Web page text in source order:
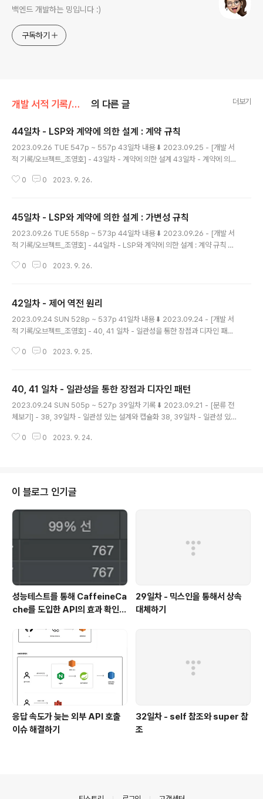
백엔드 개발하는 밍입니다 :)
구독하기
개발 서적 기록/오브젝트_조영호 의 다른 글 더보기
44일차 - LSP와 계약에 의한 설계 : 계약 규칙
2023.09.26 TUE 547p ~ 557p 43일차 내용 ⬇️ 2023.09.25 - [개발 서
적 기록/오브젝트_조영호] - 43일차 - 계약에 의한 설계 43일차 - 계약에 의한
[분류 전체보기] - 42일차 - 제어 역전 원리 42일차 - 제어 역전 원리 2023.0
에 의한 설계를 LSP와 함께 적용한다면, 서브타입 또한 LSP를 만족시킬 수 있
도록, 클라이언트와 슈퍼 타입 간에 체결된 계약을 준수해야한다. LSP의..
0 0 2023. 9. 26.
45일차 - LSP와 계약에 의한 설계 : 가변성 규칙
2023.09.26 TUE 558p ~ 573p 44일차 내용 ⬇️ 2023.09.26 - [개발 서
적 기록/오브젝트_조영호] - 44일차 - LSP와 계약에 의한 설계 : 계약 규칙 44
p 43일차 내용 ⬇️ 2023.09.25 - [개발 서적 기록/오브젝트_조영호] - 43일
com 가변성 규칙 Variance Rules 교체 가능한 타입에 대한 규칙이다. 파라
미터와 리턴 타입의 변형에 대해 정의하는 규칙이다. 구체적..
0 0 2023. 9. 26.
42일차 - 제어 역전 원리
2023.09.24 SUN 528p ~ 537p 41일차 내용 ⬇️ 2023.09.24 - [개발 서
적 기록/오브젝트_조영호] - 40, 41 일차 - 일관성을 통한 장점과 디자인 패턴
8p 39일차 기록 ⬇️ 2023.09.21 - [분류 전체보기] - 38, 39일차 - 일관성 있
y.com 제어 역전 원리 프레임워크가 어플리케이션에 속하는 서브클래스의 메
서드를 호출하므로, 프레임워크를 사용할 경우 개별 어플리케이션에서 프레..
0 0 2023. 9. 25.
40, 41 일차 - 일관성을 통한 장점과 디자인 패턴
2023.09.24 SUN 505p ~ 527p 39일차 기록 ⬇️ 2023.09.21 - [분류 전
체보기] - 38, 39일차 - 일관성 있는 설계와 캡슐화 38, 39일차 - 일관성 있는
9.18 - [개발 서적 기록/오브젝트_조영호] - 36, 37일차 - 계약에 의한 설계 3
는 부분을 변하지 않는 부분으로부터 분리했기 때문에, 변하지 않는 ..
0 0 2023. 9. 24.
이 블로그 인기글
성능테스트를 통해 CaffeineCa
che를 도입한 API의 효과 확인하
29일차 - 믹스인을 통해서 상속
대체하기
응답 속도가 늦는 외부 API 호출
이슈 해결하기
32일차 - self 참조와 super 참
조